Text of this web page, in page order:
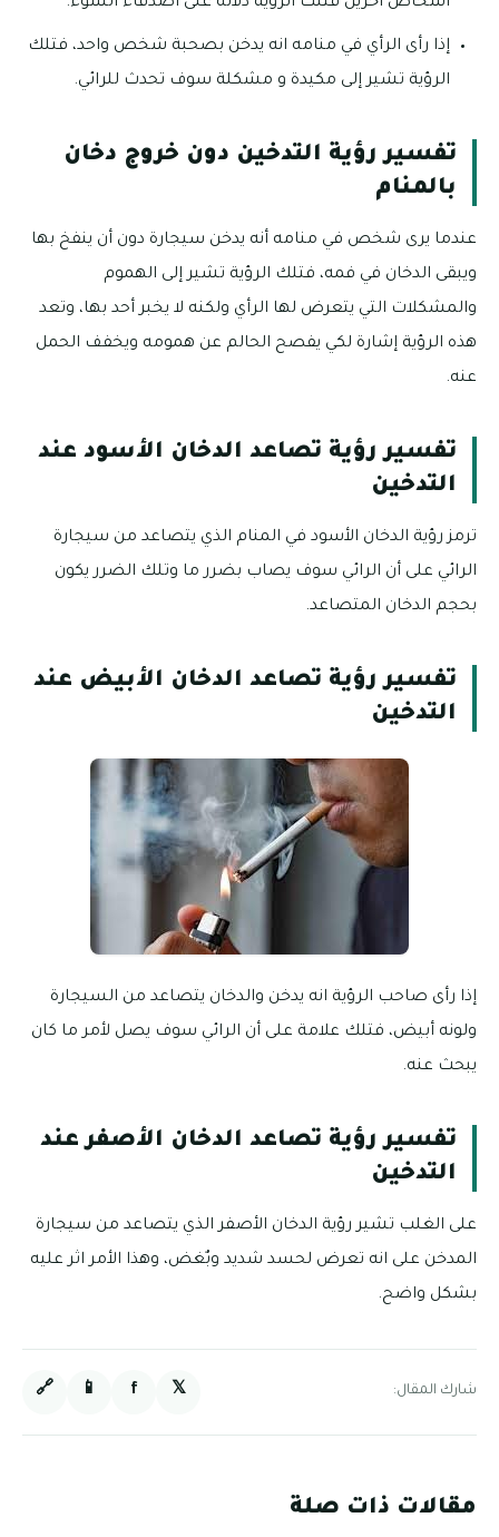
إذا رأى الرأي في منامه انه يدخن بصحبة شخص واحد، فتلك
الرؤية تشير إلى مكيدة و مشكلة سوف تحدث للرائي.
تفسير رؤية التدخين دون خروج دخان
بالمنام
عندما يرى شخص في منامه أنه يدخن سيجارة دون أن ينفخ بها
ويبقى الدخان في فمه، فتلك الرؤية تشير إلى الهموم
والمشكلات التي يتعرض لها الرأي ولكنه لا يخبر أحد بها، وتعد
هذه الرؤية إشارة لكي يفصح الحالم عن همومه ويخفف الحمل
عنه.
تفسير رؤية تصاعد الدخان الأسود عند
التدخين
ترمز رؤية الدخان الأسود في المنام الذي يتصاعد من سيجارة
الرائي على أن الرائي سوف يصاب بضرر ما وتلك الضرر يكون
بحجم الدخان المتصاعد.
تفسير رؤية تصاعد الدخان الأبيض عند
التدخين
إذا رأى صاحب الرؤية انه يدخن والدخان يتصاعد من السيجارة
ولونه أبيض، فتلك علامة على أن الرائي سوف يصل لأمر ما كان
يبحث عنه.
تفسير رؤية تصاعد الدخان الأصفر عند
التدخين
على الغلب تشير رؤية الدخان الأصفر الذي يتصاعد من سيجارة
المدخن على انه تعرض لحسد شديد وبٌغض، وهذا الأمر اثر عليه
بشكل واضح.
شارك المقال: 𝕏
f
📱
🔗
مقالات ذات صلة